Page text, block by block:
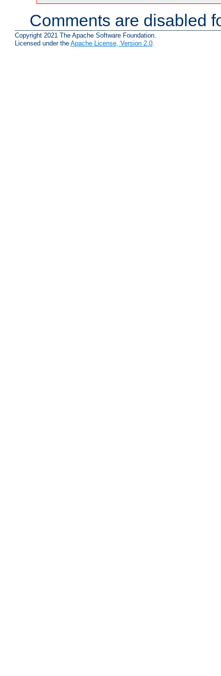
Comments are disabled
Copyright 2021 The Apache Software Foundation.
Licensed under the Apache License, Version 2.0.